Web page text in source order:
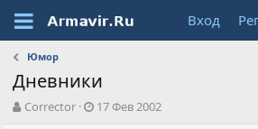
Вход
Юмор
Дневники
А
Corrector
Д
17 Фев 2002